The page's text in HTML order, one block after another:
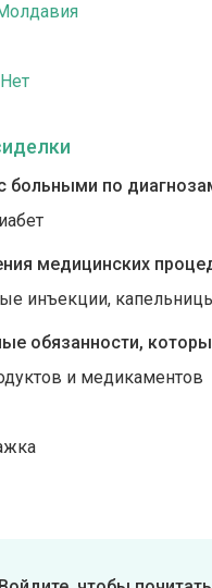
Нет
больными по
медицинских
инъекции,
обязанности,
и медикаментов